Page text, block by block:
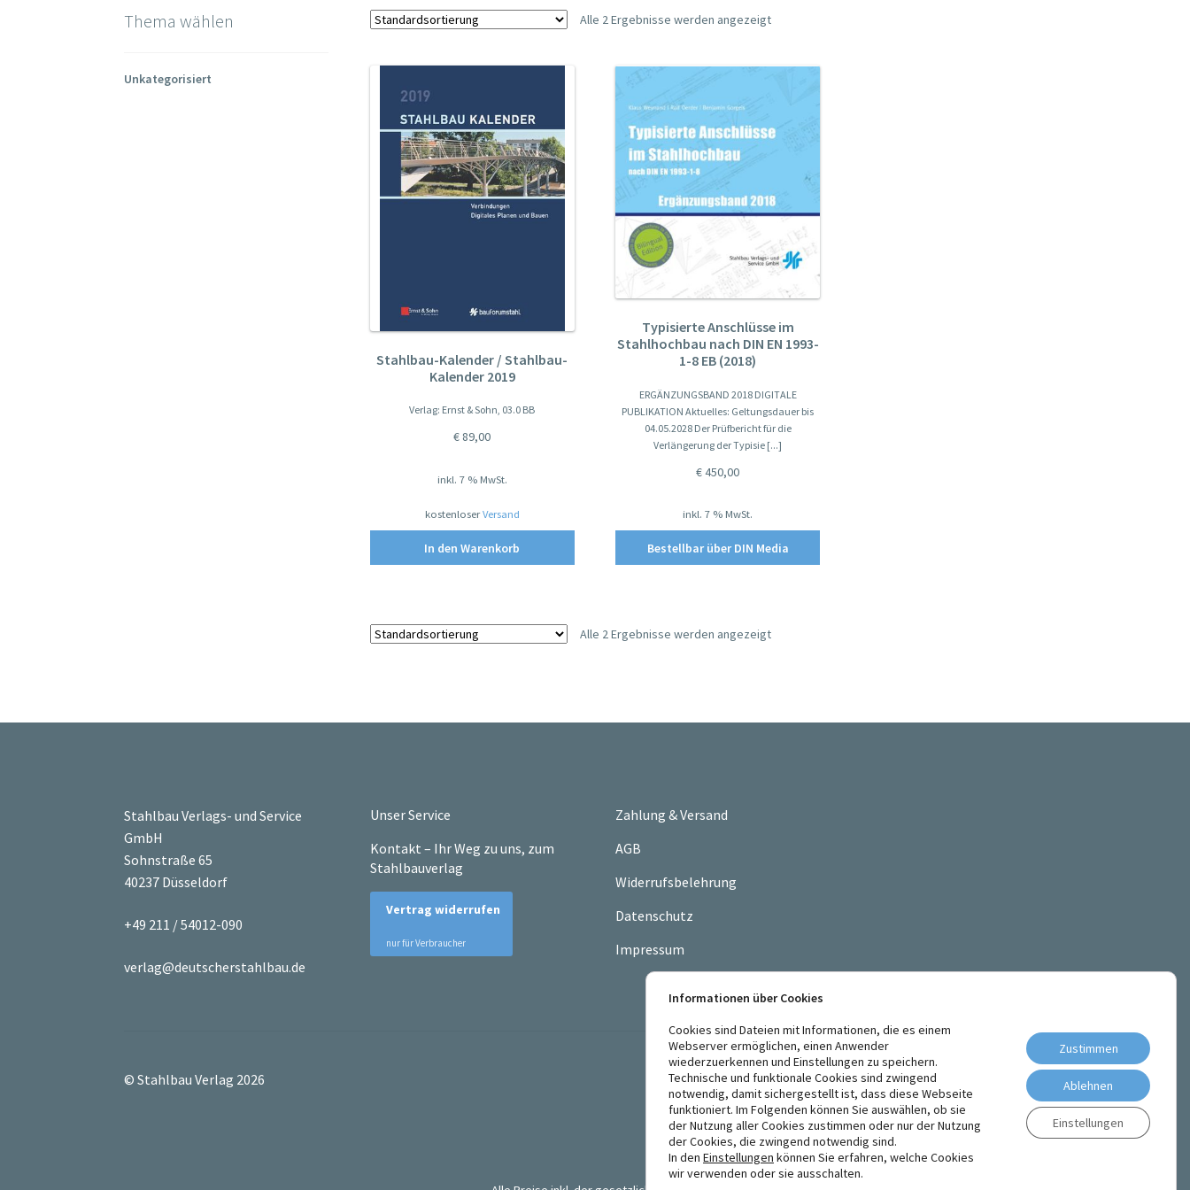
Alle 2 Ergebnisse werden angezeigt
Stahlbau-Kalender / Stahlbau-
Kalender 2019
Verlag: Ernst & Sohn, 03.0 BB
€89,00
inkl. 7 % MwSt.
kostenloserVersand
In den Warenkorb
Typisierte Anschlüsse im
Stahlhochbau nach DIN EN 1993-
1-8 EB (2018)
ERGÄNZUNGSBAND 2018 DIGITALE
PUBLIKATION Aktuelles: Geltungsdauer bis
04.05.2028 Der Prüfbericht für die
Verlängerung der Typisie [...]
€450,00
inkl. 7 % MwSt.
Bestellbar über DIN Media
Alle 2 Ergebnisse werden angezeigt
Thema wählen
Unkategorisiert
Stahlbau Verlags- und Service
GmbH
Sohnstraße 65
40237 Düsseldorf
+49 211 / 54012-090
verlag@deutscherstahlbau.de
Unser Service
Kontakt – Ihr Weg zu uns, zum
Stahlbauverlag
Zahlung & Versand
AGB
Widerrufsbelehrung
Datenschutz
Impressum
© Stahlbau Verlag 2026
Informationen über Cookies
Cookies sind Dateien mit Informationen, die es einem
Webserver ermöglichen, einen Anwender
wiederzuerkennen und Einstellungen zu speichern.
Technische und funktionale Cookies sind zwingend
notwendig, damit sichergestellt ist, dass diese Webseite
funktioniert. Im Folgenden können Sie auswählen, ob sie
der Nutzung aller Cookies zustimmen oder nur der Nutzung
der Cookies, die zwingend notwendig sind.
In den Einstellungen können Sie erfahren, welche Cookies
wir verwenden oder sie ausschalten.
Zustimmen
Ablehnen
Einstellungen